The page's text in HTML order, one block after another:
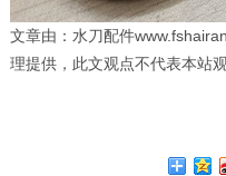
文章由：水刀配件
理提供，此文观点不代表本站